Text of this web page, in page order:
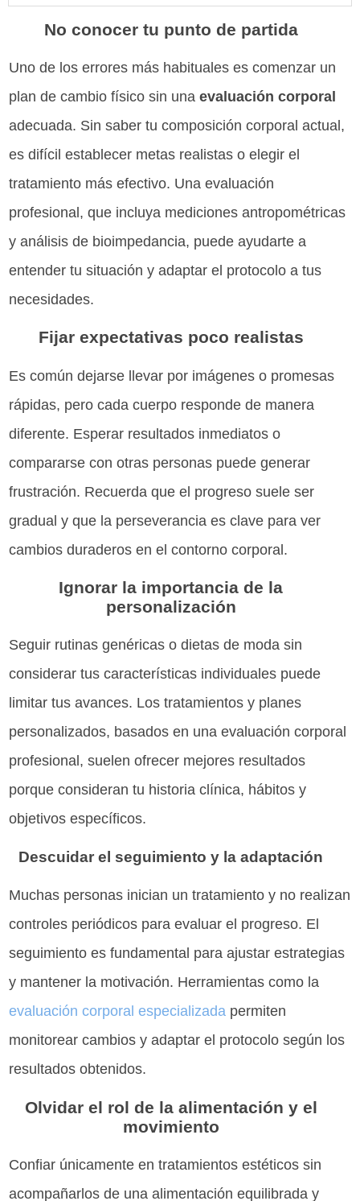
No conocer tu punto de partida
Uno de los errores más habituales es comenzar un
plan de cambio físico sin unaevaluación corporal
adecuada. Sin saber tu composición corporal actual,
es difícil establecer metas realistas o elegir el
tratamiento más efectivo. Una evaluación
profesional, que incluya mediciones antropométricas
y análisis de bioimpedancia, puede ayudarte a
entender tu situación y adaptar el protocolo a tus
necesidades.
Fijar expectativas poco realistas
Es común dejarse llevar por imágenes o promesas
rápidas, pero cada cuerpo responde de manera
diferente. Esperar resultados inmediatos o
compararse con otras personas puede generar
frustración. Recuerda que el progreso suele ser
gradual y que la perseverancia es clave para ver
cambios duraderos en el contorno corporal.
Ignorar la importancia de la
personalización
Seguir rutinas genéricas o dietas de moda sin
considerar tus características individuales puede
limitar tus avances. Los tratamientos y planes
personalizados, basados en una evaluación corporal
profesional, suelen ofrecer mejores resultados
porque consideran tu historia clínica, hábitos y
objetivos específicos.
Descuidar el seguimiento y la adaptación
Muchas personas inician un tratamiento y no realizan
controles periódicos para evaluar el progreso. El
seguimiento es fundamental para ajustar estrategias
y mantener la motivación. Herramientas como la
evaluación corporal especializada permiten
monitorear cambios y adaptar el protocolo según los
resultados obtenidos.
Olvidar el rol de la alimentación y el
movimiento
Confiar únicamente en tratamientos estéticos sin
acompañarlos de una alimentación equilibrada y